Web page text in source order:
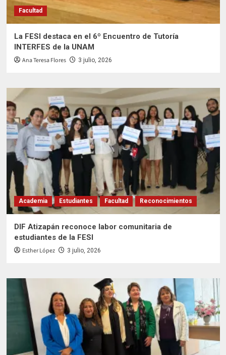
Facultad
La FESI destaca en el 6º Encuentro de Tutoría
INTERFES de la UNAM
Ana Teresa Flores 3 julio, 2026
Academia Estudiantes Facultad Reconocimientos
DIF Atizapán reconoce labor comunitaria de
estudiantes de la FESI
Esther López 3 julio, 2026